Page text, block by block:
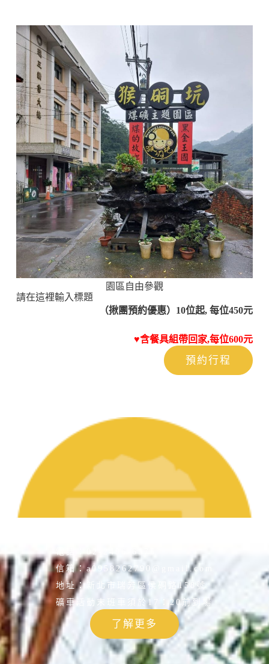
園區自由參觀
請在這裡輸入標題
（揪團預約優惠）10位起, 每位450元
♥含餐具組帶回家,每位600元
預約行程
電話：
02-2496-6575
信箱：a0958262790@gmail.com
地址：
新北市瑞芳區侯硐路158號
礦車活動末班車須於17：20前到場
了解更多